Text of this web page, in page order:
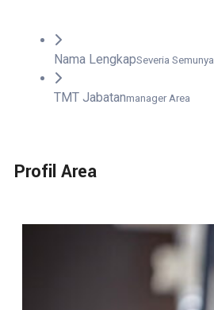
Nama LengkapSeveria Semunya
TMT Jabatanmanager Area
Profil Area